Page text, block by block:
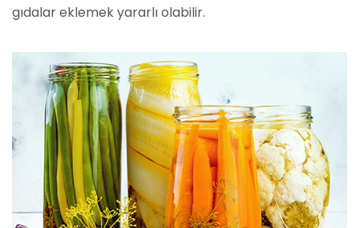
gıdalar eklemek yararlı olabilir.